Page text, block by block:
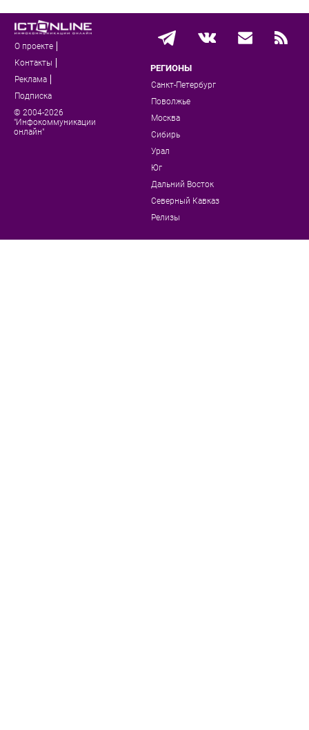
О проекте
Контакты
Реклама
Подписка
© 2004-2026
"Инфокоммуникации
онлайн"
РЕГИОНЫ
Санкт-Петербург
Поволжье
Москва
Сибирь
Урал
Юг
Дальний Восток
Северный Кавказ
Релизы